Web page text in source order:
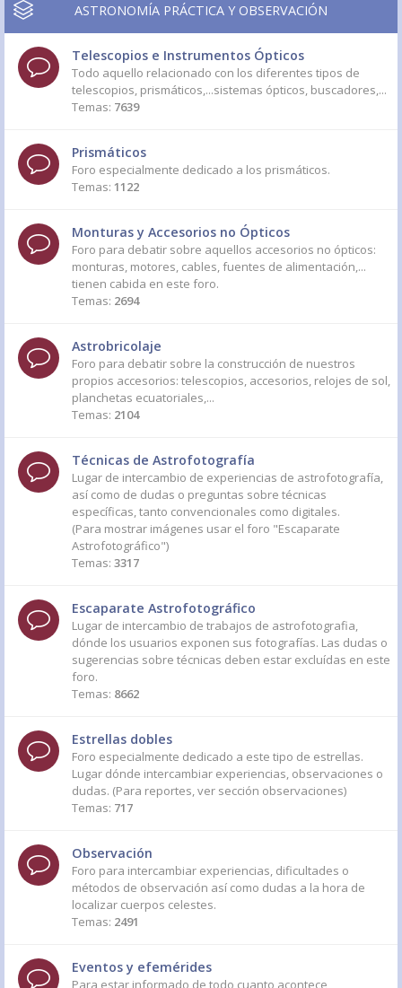
ASTRONOMÍA PRÁCTICA Y OBSERVACIÓN
Telescopios e Instrumentos Ópticos
Todo aquello relacionado con los diferentes tipos de
telescopios, prismáticos,...sistemas ópticos, buscadores,...
Temas: 7639
Prismáticos
Foro especialmente dedicado a los prismáticos.
Temas: 1122
Monturas y Accesorios no Ópticos
Foro para debatir sobre aquellos accesorios no ópticos:
monturas, motores, cables, fuentes de alimentación,...
tienen cabida en este foro.
Temas: 2694
Astrobricolaje
Foro para debatir sobre la construcción de nuestros
propios accesorios: telescopios, accesorios, relojes de sol,
planchetas ecuatoriales,...
Temas: 2104
Técnicas de Astrofotografía
Lugar de intercambio de experiencias de astrofotografía,
así como de dudas o preguntas sobre técnicas
específicas, tanto convencionales como digitales.
(Para mostrar imágenes usar el foro "Escaparate
Astrofotográfico")
Temas: 3317
Escaparate Astrofotográfico
Lugar de intercambio de trabajos de astrofotografia,
dónde los usuarios exponen sus fotografías. Las dudas o
sugerencias sobre técnicas deben estar excluídas en este
foro.
Temas: 8662
Estrellas dobles
Foro especialmente dedicado a este tipo de estrellas.
Lugar dónde intercambiar experiencias, observaciones o
dudas. (Para reportes, ver sección observaciones)
Temas: 717
Observación
Foro para intercambiar experiencias, dificultades o
métodos de observación así como dudas a la hora de
localizar cuerpos celestes.
Temas: 2491
Eventos y efemérides
Para estar informado de todo cuanto acontece,